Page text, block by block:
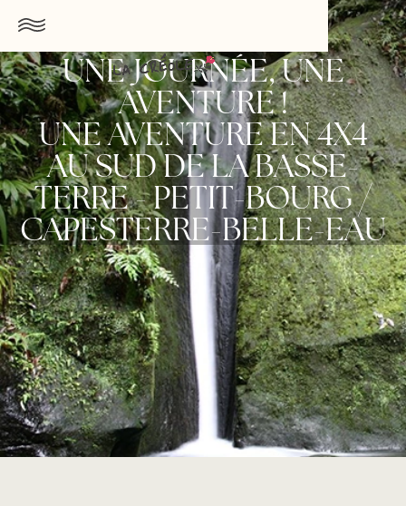
UNE JOURNÉE, UNE
AVENTURE !
UNE AVENTURE EN 4X4
AU SUD DE LA BASSE-
TERRE - PETIT-BOURG /
CAPESTERRE-BELLE-EAU